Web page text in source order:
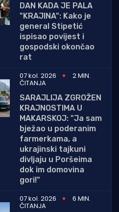
DAN KADA JE PALA
"KRAJINA": Kako je
general Stipetić
ispisao povijest i
gospodski okončao
rat
07 kol. 2026
2 MIN.
ČITANJA
SARAJLIJA ZGROŽEN
KRAJNOSTIMA U
MAKARSKOJ: "Ja sam
bježao u poderanim
farmerkama, a
ukrajinski tajkuni
divljaju u Poršeima
dok im domovina
gori!"
07 kol. 2026
6 MIN.
ČITANJA